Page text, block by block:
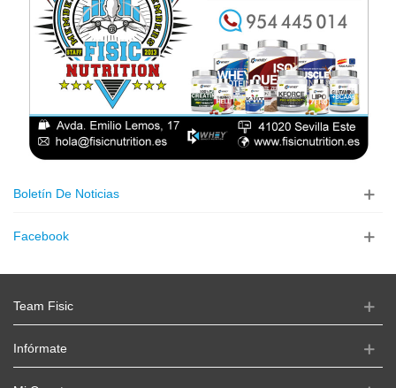
Boletín De Noticias
Facebook
Team Fisic
Infórmate